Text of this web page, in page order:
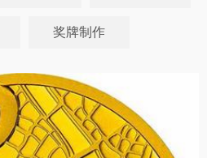
奖牌制作